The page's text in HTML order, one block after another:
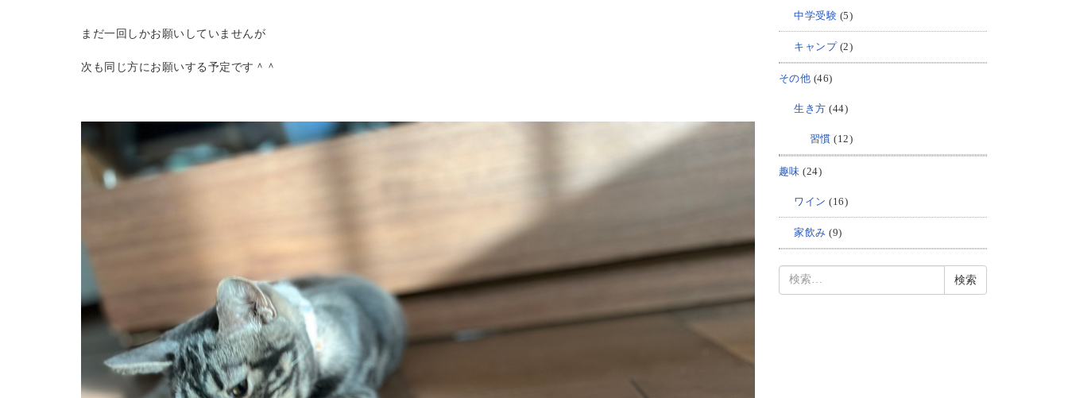
まだ一回しかお願いしていませんが
次も同じ方にお願いする予定です＾＾
中学受験 (5)
キャンプ(2)
その他 (46)
生き方 (44)
習慣 (12)
趣味 (24)
ワイン (16)
家飲み (9)